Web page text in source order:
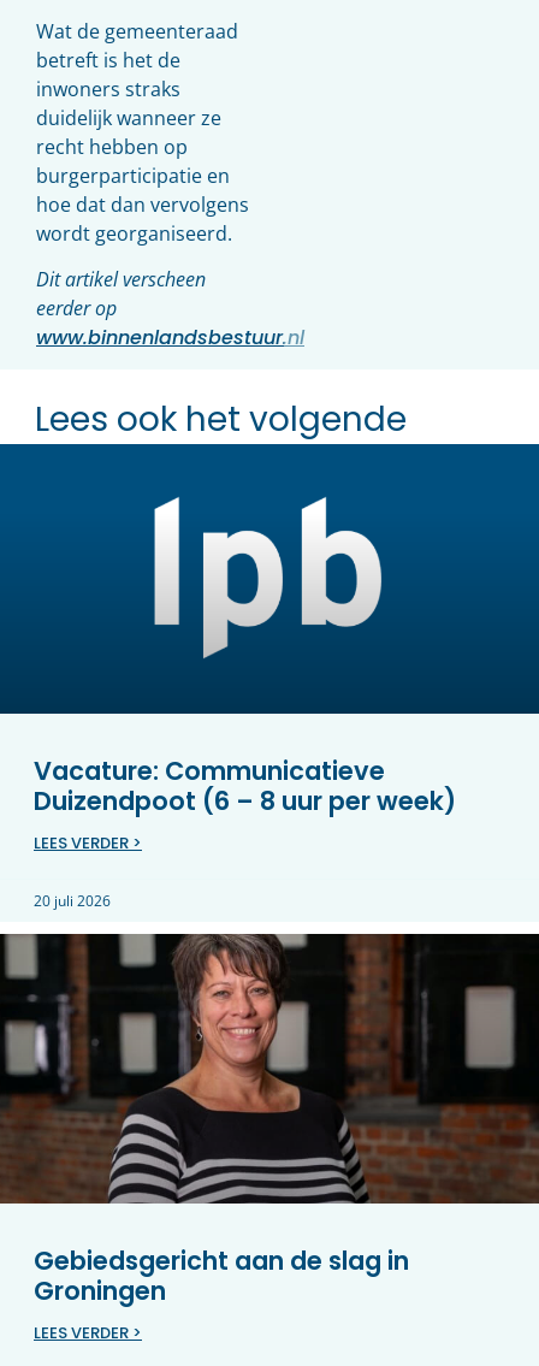
Wat de gemeenteraad
betreft is het de
inwoners straks
duidelijk wanneer ze
recht hebben op
burgerparticipatie en
hoe dat dan vervolgens
wordt georganiseerd.
Dit artikel verscheen
eerder op
www.binnenlandsbestuur.nl
Lees ook het volgende
Vacature: Communicatieve
Duizendpoot (6 – 8 uur per week)
LEES VERDER >
20 juli 2026
Gebiedsgericht aan de slag in
Groningen
LEES VERDER >